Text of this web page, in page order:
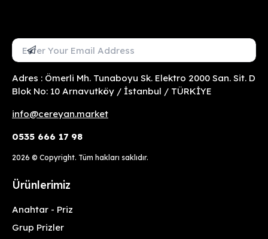
Mail Adresini Gir
Abone Ol
Adres : Ömerli Mh. Tunaboyu Sk. Elektro 2000 San. Sit. D
Blok No: 10 Arnavutköy / İstanbul / TÜRKİYE
info@cereyan.market
0535 666 17 98
2026 © Copyright. Tüm hakları saklıdır.
Ürünlerimiz
Anahtar - Priz
Grup Prizler